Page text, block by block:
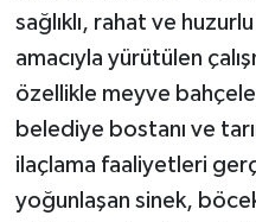
sağlıklı, rahat ve
amacıyla yürütülen
özellikle meyve
belediye bostanı ve
ilaçlama faaliyetleri
yoğunlaşan sinek,